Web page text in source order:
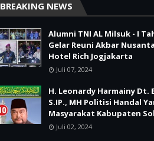
BREAKING NEWS
Alumni TNI AL Milsuk - I
Gelar Reuni Akbar
Hotel Rich Jogjakarta
Juli 07, 2024
H. Leonardy Harmainy Dt.
S.IP., MH Politisi Handal
Masyarakat Kabupaten
Juli 02, 2024